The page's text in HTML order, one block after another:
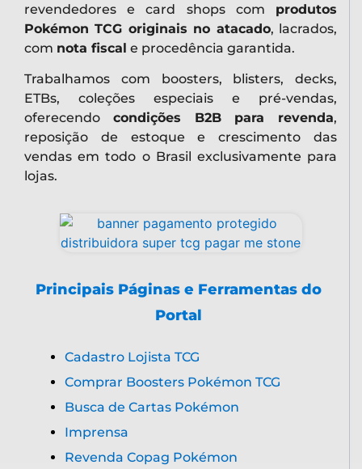
revendedores e card shops com produtos
Pokémon TCG originais no atacado, lacrados,
com nota fiscal e procedência garantida.
Trabalhamos com boosters, blisters, decks,
ETBs, coleções especiais e pré-vendas,
oferecendo condições B2B para revenda,
reposição de estoque e crescimento das
vendas em todo o Brasil exclusivamente para
lojas.
Principais Páginas e Ferramentas do
Portal
Cadastro Lojista TCG
Comprar Boosters Pokémon TCG
Busca de Cartas Pokémon
Imprensa
Revenda Copag Pokémon